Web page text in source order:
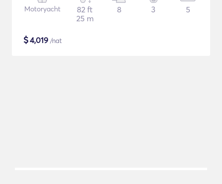
Motoryacht
82 ft
25 m
8 3 5
$4,019 /nat